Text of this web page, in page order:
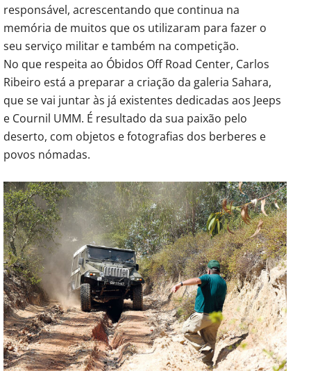
responsável, acrescentando que continua na
memória de muitos que os utilizaram para fazer o
seu serviço militar e também na competição.
No que respeita ao Óbidos Off Road Center, Carlos
Ribeiro está a preparar a criação da galeria Sahara,
que se vai juntar às já existentes dedicadas aos Jeeps
e Cournil UMM. É resultado da sua paixão pelo
deserto, com objetos e fotografias dos berberes e
povos nómadas.